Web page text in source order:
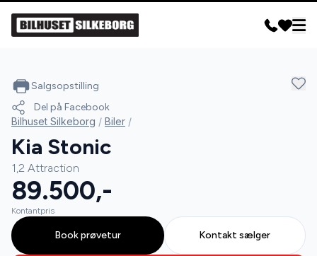
Salgsopstilling
Del på Facebook
Bilhuset Silkeborg / Biler /
Kia Stonic
1,2 Attraction
89.500,-
Kontantpris
Book prøvetur Kontakt sælger